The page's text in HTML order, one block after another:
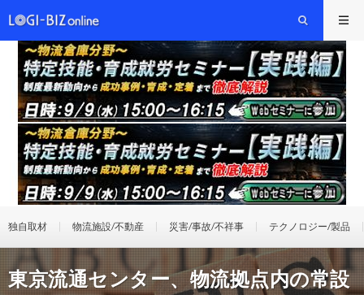
独自取材 物流施設/不動産 災害/事故/不祥事 テクノロジー/製品
東京流通センター、物流拠点内の常設